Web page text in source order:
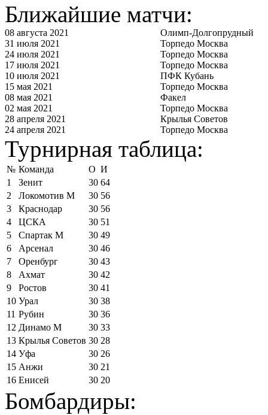
Ближайшие матчи:
08 августа 2021
Олимп-Долгопрудный
31 июля 2021
Торпедо Москва
24 июля 2021
Торпедо Москва
17 июля 2021
Торпедо Москва
10 июля 2021
ПФК Кубань
15 мая 2021
Торпедо Москва
08 мая 2021
Факел
02 мая 2021
Торпедо Москва
28 апреля 2021
Крылья Советов
24 апреля 2021
Торпедо Москва
Турнирная таблица:
№ Команда О И
1
Зенит 30 64
2
Локомотив М 30 56
3
Краснодар 30 56
4
ЦСКА 30 51
5
Спартак М 30 49
6
Арсенал 30 46
7
Оренбург 30 43
8
Ахмат 30 42
9
Ростов 30 41
10 Урал 30 38
11 Рубин 30 36
12 Динамо М 30 33
13 Крылья Советов 30 28
14 Уфа 30 26
15 Анжи 30 21
16 Енисей 30 20
Бомбардиры: